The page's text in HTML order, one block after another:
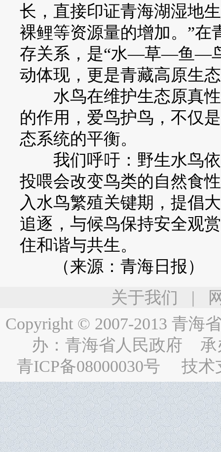
长，直接印证青海湖湿地
裸鲤等资源量的增加。”在
存关系，是“水—草—鱼—
动体现，更是青藏高原生
水鸟在维护生态原真性
的作用，爱鸟护鸟，不仅
态系统的平衡。
我们呼吁：野生水鸟依
投喂会改变鸟类的自然食
入水鸟繁殖关键期，提倡
追逐，与候鸟保持安全观
住和谐与共生。
（来源：青海日报）
关于我们 |
Copyright © 2007-2013 青海
办： 青海省人民政府 承
青ICP备08000030号 技术